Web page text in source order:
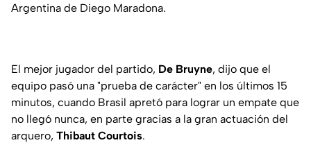
Argentina de Diego Maradona.
El mejor jugador del partido, De Bruyne, dijo que el
equipo pasó una "prueba de carácter" en los últimos 15
minutos, cuando Brasil apretó para lograr un empate que
no llegó nunca, en parte gracias a la gran actuación del
arquero, Thibaut Courtois.